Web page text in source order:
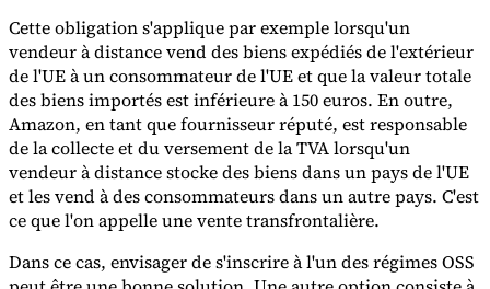
Cette obligation s'applique par exemple lorsqu'un
vendeur à distance vend des biens expédiés de l'extérieur
de l'UE à un consommateur de l'UE et que la valeur totale
des biens importés est inférieure à 150 euros. En outre,
Amazon, en tant que fournisseur réputé, est responsable
de la collecte et du versement de la TVA lorsqu'un
vendeur à distance stocke des biens dans un pays de l'UE
et les vend à des consommateurs dans un autre pays. C'est
ce que l'on appelle une vente transfrontalière.
Dans ce cas, envisager de s'inscrire à l'un des régimes OSS